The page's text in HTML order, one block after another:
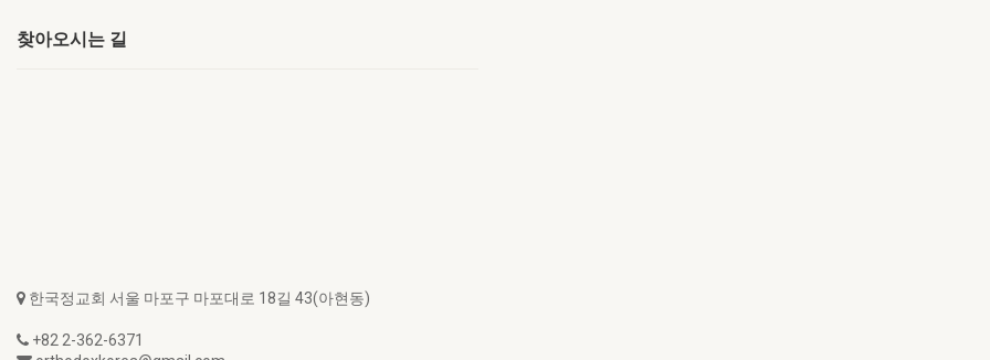
찾아오시는 길
한국정교회 서울 마포구 마포대로 18길 43(아현동)
+82 2-362-6371